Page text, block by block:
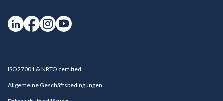
ISO27001 & NRTO certified
Allgemeine Geschäftsbedingungen